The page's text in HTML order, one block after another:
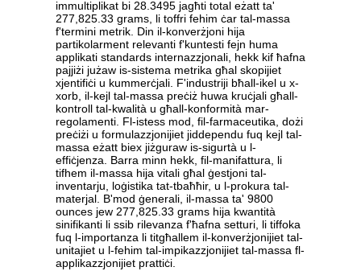
immultiplikat bi 28.3495 jagħti total eżatt ta'
277,825.33 grams, li toffri fehim ċar tal-massa
f'termini metrik. Din il-konverżjoni hija
partikolarment relevanti f'kuntesti fejn huma
applikati standards internazzjonali, hekk kif ħafna
pajjiżi jużaw is-sistema metrika għal skopijiet
xjentifiċi u kummerċjali. F'industriji bħall-ikel u x-
xorb, il-kejl tal-massa preċiż huwa kruċjali għall-
kontroll tal-kwalità u għall-konformità mar-
regolamenti. Fl-istess mod, fil-farmaceutika, dożi
preċiżi u formulazzjonijiet jiddependu fuq kejl tal-
massa eżatt biex jiżguraw is-sigurtà u l-
effiċjenza. Barra minn hekk, fil-manifattura, li
tifhem il-massa hija vitali għal ġestjoni tal-
inventarju, loġistika tat-tbaħħir, u l-prokura tal-
materjal. B'mod ġenerali, il-massa ta' 9800
ounces jew 277,825.33 grams hija kwantità
sinifikanti li ssib rilevanza f'ħafna setturi, li tiffoka
fuq l-importanza li titgħallem il-konverżjonijiet tal-
unitajiet u l-fehim tal-impikazzjonijiet tal-massa fl-
applikazzjonijiet prattiċi.